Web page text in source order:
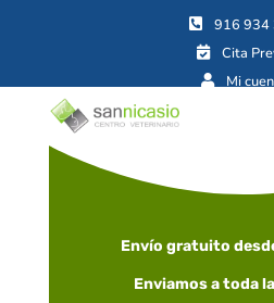



Envío gratuito
Enviamos a toda